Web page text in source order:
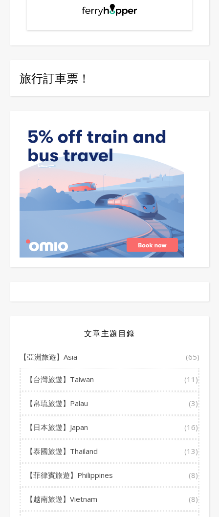
旅行訂車票！
文章主題目錄
【亞洲旅遊】Asia (65)
【台灣旅遊】Taiwan (11)
【帛琉旅遊】Palau (3)
【日本旅遊】Japan (16)
【泰國旅遊】Thailand (13)
【菲律賓旅遊】Philippines (8)
【越南旅遊】Vietnam (8)